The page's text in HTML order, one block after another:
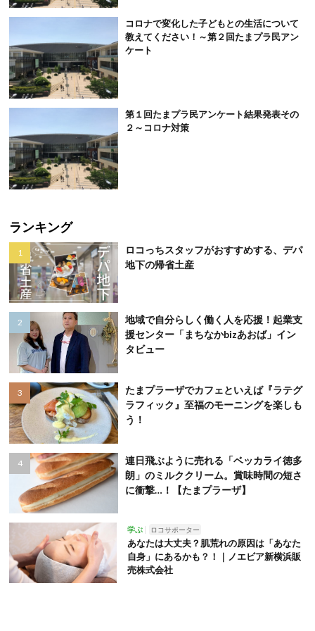
コロナで変化した子どもとの生活について
教えてください！～第２回たまプラ民アン
ケート
第１回たまプラ民アンケート結果発表その
２～コロナ対策
ランキング
ロコっちスタッフがおすすめする、デパ
地下の帰省土産
地域で自分らしく働く人を応援！起業支
援センター「まちなかbizあおば」イン
タビュー
たまプラーザでカフェといえば『ラテグ
ラフィック』至福のモーニングを楽しも
う！
連日飛ぶように売れる「ベッカライ徳多
朗」のミルククリーム。賞味時間の短さ
に衝撃…！【たまプラーザ】
学ぶ ロコサポーター
あなたは大丈夫？肌荒れの原因は「あなた
自身」にあるかも？！｜ノエビア新横浜販
売株式会社